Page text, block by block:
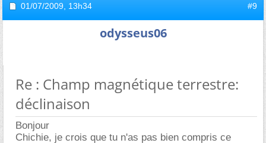
01/07/2009, 13h34 #9
odysseus06
Re : Champ magnétique terrestre:
déclinaison
Bonjour
Chichie, je crois que tu n'as pas bien compris ce